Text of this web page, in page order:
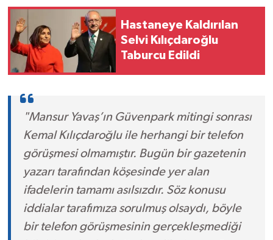
Hastaneye Kaldırılan
Selvi Kılıçdaroğlu
Taburcu Edildi
"Mansur Yavaş’ın Güvenpark mitingi sonrası
Kemal Kılıçdaroğlu ile herhangi bir telefon
görüşmesi olmamıştır. Bugün bir gazetenin
yazarı tarafından köşesinde yer alan
ifadelerin tamamı asılsızdır. Söz konusu
iddialar tarafımıza sorulmuş olsaydı, böyle
bir telefon görüşmesinin gerçekleşmediği